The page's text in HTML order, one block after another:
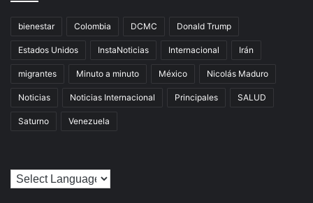
bienestar Colombia DCMC Donald Trump
Estados Unidos InstaNoticias Internacional Irán
migrantes Minuto a minuto México Nicolás Maduro
Noticias Noticias Internacional Principales SALUD
Saturno Venezuela